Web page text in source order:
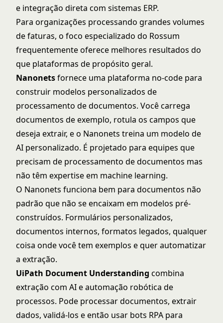
e integração direta com sistemas ERP.
Para organizações processando grandes volumes
de faturas, o foco especializado do Rossum
frequentemente oferece melhores resultados do
que plataformas de propósito geral.
Nanonetsfornece uma plataforma no-code para
construir modelos personalizados de
processamento de documentos. Você carrega
documentos de exemplo, rotula os campos que
deseja extrair, e o Nanonets treina um modelo de
AI personalizado. É projetado para equipes que
precisam de processamento de documentos mas
não têm expertise em machine learning.
O Nanonets funciona bem para documentos não
padrão que não se encaixam em modelos pré-
construídos. Formulários personalizados,
documentos internos, formatos legados, qualquer
coisa onde você tem exemplos e quer automatizar
a extração.
UiPath Document Understanding combina
extração com AI e automação robótica de
processos. Pode processar documentos, extrair
dados, validá-los e então usar bots RPA para